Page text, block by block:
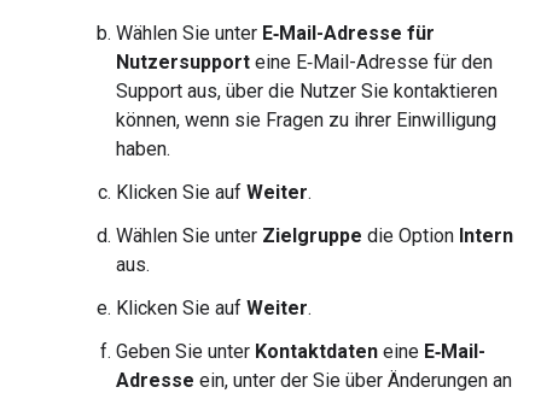
Wählen Sie unter E‑Mail-Adresse für
Nutzersupport eine E‑Mail-Adresse für den
Support aus, über die Nutzer Sie kontaktieren
können, wenn sie Fragen zu ihrer Einwilligung
haben.
Klicken Sie auf Weiter.
Wählen Sie unter Zielgruppe die Option Intern
aus.
Klicken Sie auf Weiter.
Geben Sie unter Kontaktdaten eine E‑Mail-
Adresse ein, unter der Sie über Änderungen an